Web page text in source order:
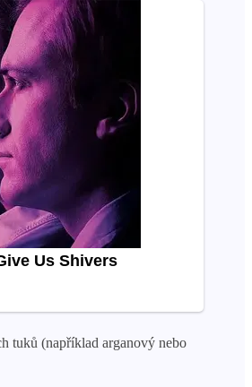
tuků (například arganový nebo